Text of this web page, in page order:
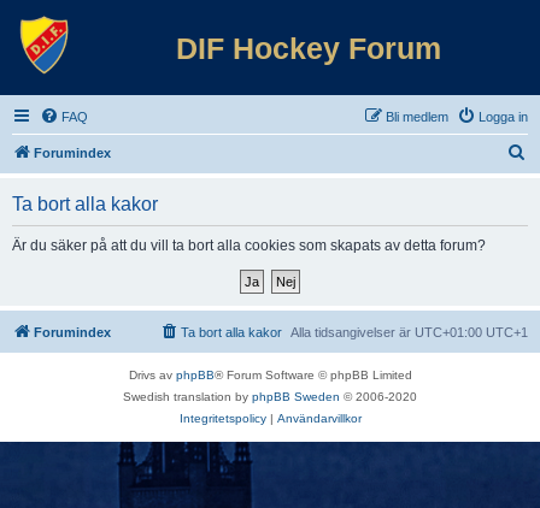
DIF Hockey Forum
FAQ Logga in
Bli medlem
Forumindex
Ta bort alla kakor
Är du säker på att du vill ta bort alla cookies som skapats av detta forum?
Forumindex Alla tidsangivelser är UTC+01:00 UTC+1
Ta bort alla kakor
Drivs av phpBB® Forum Software © phpBB Limited
Swedish translation by phpBB Sweden © 2006-2020
Integritetspolicy| Användarvillkor